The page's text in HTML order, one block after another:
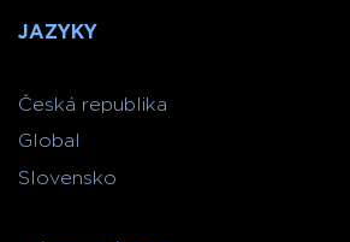
JAZYKY
Česká republika
Global
Slovensko